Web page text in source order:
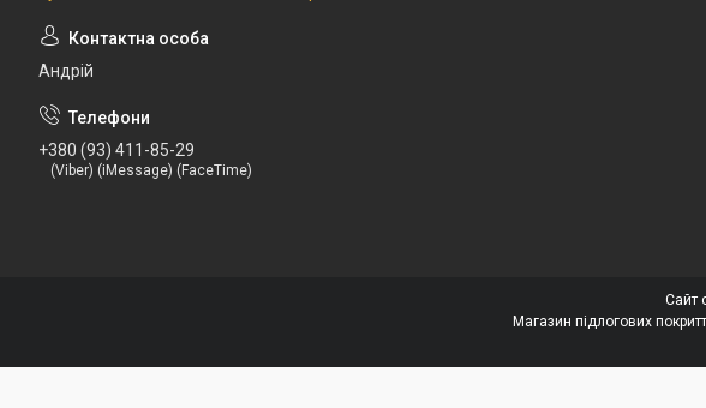
Андрій
+380 (93) 411-85-29
(Viber) (iMessage) (FaceTime)
Сайт